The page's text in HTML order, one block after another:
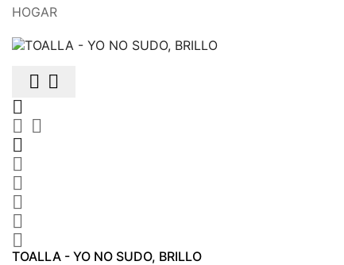
HOGAR
 

 






TOALLA - YO NO SUDO, BRILLO